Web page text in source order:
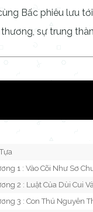
Bấc phiêu lưu
sự trung
1 : Vào Cõi Như Sơ
2 : Luật Của Dùi Cui
3 : Con Thú Nguyên